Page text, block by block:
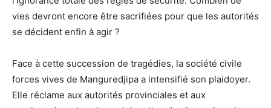
vies devront encore être sacrifiées pour que les autorités
se décident enfin à agir ?
Face à cette succession de tragédies, la société civile
forces vives de Manguredjipa a intensifié son plaidoyer.
Elle réclame aux autorités provinciales et aux